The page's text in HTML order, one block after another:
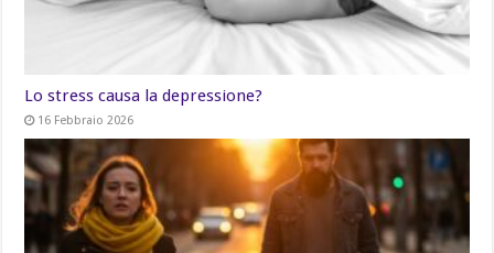
Lo stress causa la depressione?
16 Febbraio 2026